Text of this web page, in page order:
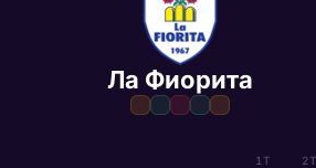
Ла Фиорита
1Т 2Т